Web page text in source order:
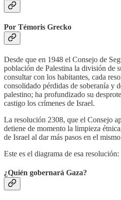
Por Témoris Grecko
Desde que en 1948 el Consejo de
población de Palestina la división de
consultar con los habitantes, cada
consolidado pérdidas de soberanía y
palestino; ha profundizado su
castigo los crímenes de Israel.
La resolución 2308, que el Consejo
detiene de momento la limpieza
de Israel al dar más pasos en el
Este es el diagrama de esa resolución:
¿Quién gobernará Gaza?